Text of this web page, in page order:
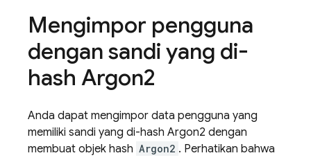
Mengimpor pengguna
dengan sandi yang di-
hash Argon2
Anda dapat mengimpor data pengguna yang
memiliki sandi yang di-hash Argon2 dengan
membuat objek hash Argon2 . Perhatikan bahwa